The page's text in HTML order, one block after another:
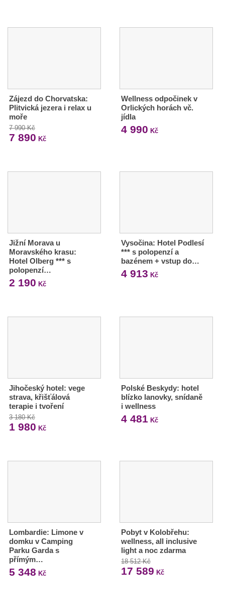
Zájezd do Chorvatska:
Plitvická jezera i relax u
moře
7 990 Kč
7 890 Kč
Wellness odpočinek v
Orlických horách vč.
jídla
4 990 Kč
Jižní Morava u
Moravského krasu:
Hotel Olberg *** s
polopenzí…
2 190 Kč
Vysočina: Hotel Podlesí
*** s polopenzí a
bazénem + vstup do…
4 913 Kč
Jihočeský hotel: vege
strava, křišťálová
terapie i tvoření
3 180 Kč
1 980 Kč
Polské Beskydy: hotel
blízko lanovky, snídaně
i wellness
4 481 Kč
Lombardie: Limone v
domku v Camping
Parku Garda s
přímým…
5 348 Kč
Pobyt v Kolobřehu:
wellness, all inclusive
light a noc zdarma
18 512 Kč
17 589 Kč